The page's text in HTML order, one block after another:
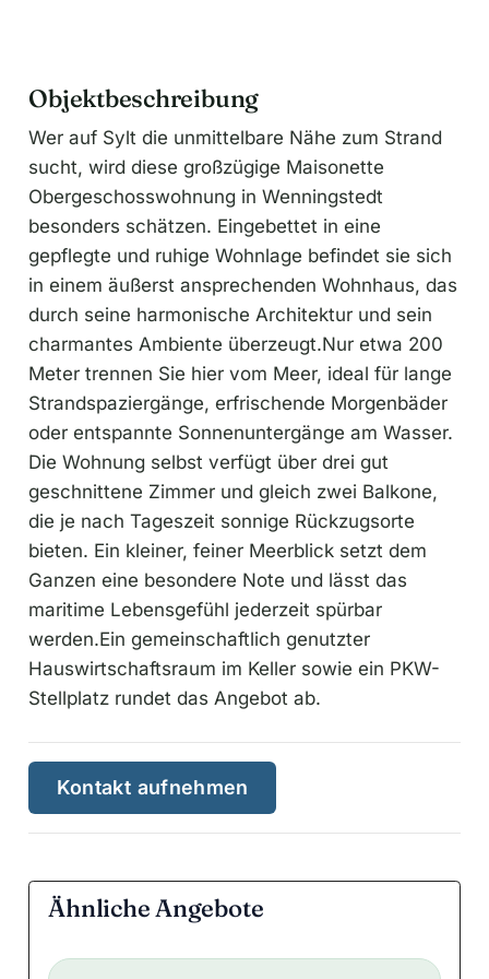
Objektbeschreibung
Wer auf Sylt die unmittelbare Nähe zum Strand
sucht, wird diese großzügige Maisonette
Obergeschosswohnung in Wenningstedt
besonders schätzen. Eingebettet in eine
gepflegte und ruhige Wohnlage befindet sie sich
in einem äußerst ansprechenden Wohnhaus, das
durch seine harmonische Architektur und sein
charmantes Ambiente überzeugt.Nur etwa 200
Meter trennen Sie hier vom Meer, ideal für lange
Strandspaziergänge, erfrischende Morgenbäder
oder entspannte Sonnenuntergänge am Wasser.
Die Wohnung selbst verfügt über drei gut
geschnittene Zimmer und gleich zwei Balkone,
die je nach Tageszeit sonnige Rückzugsorte
bieten. Ein kleiner, feiner Meerblick setzt dem
Ganzen eine besondere Note und lässt das
maritime Lebensgefühl jederzeit spürbar
werden.Ein gemeinschaftlich genutzter
Hauswirtschaftsraum im Keller sowie ein PKW-
Stellplatz rundet das Angebot ab.
Kontakt aufnehmen
Ähnliche Angebote